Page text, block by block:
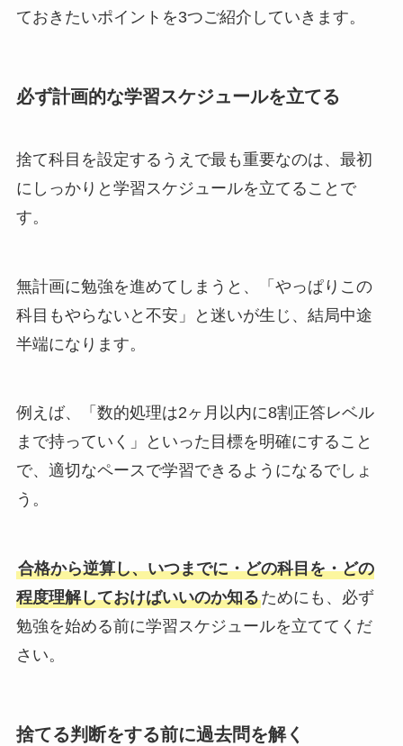
ておきたいポイントを3つご紹介していきます。
必ず計画的な学習スケジュールを立てる
捨て科目を設定するうえで最も重要なのは、最初
にしっかりと学習スケジュールを立てることで
す。
無計画に勉強を進めてしまうと、「やっぱりこの
科目もやらないと不安」と迷いが生じ、結局中途
半端になります。
例えば、「数的処理は2ヶ月以内に8割正答レベル
まで持っていく」といった目標を明確にすること
で、適切なペースで学習できるようになるでしょ
う。
合格から逆算し、いつまでに・どの科目を・どの
程度理解しておけばいいのか知るためにも、必ず
勉強を始める前に学習スケジュールを立ててくだ
さい。
捨てる判断をする前に過去問を解く